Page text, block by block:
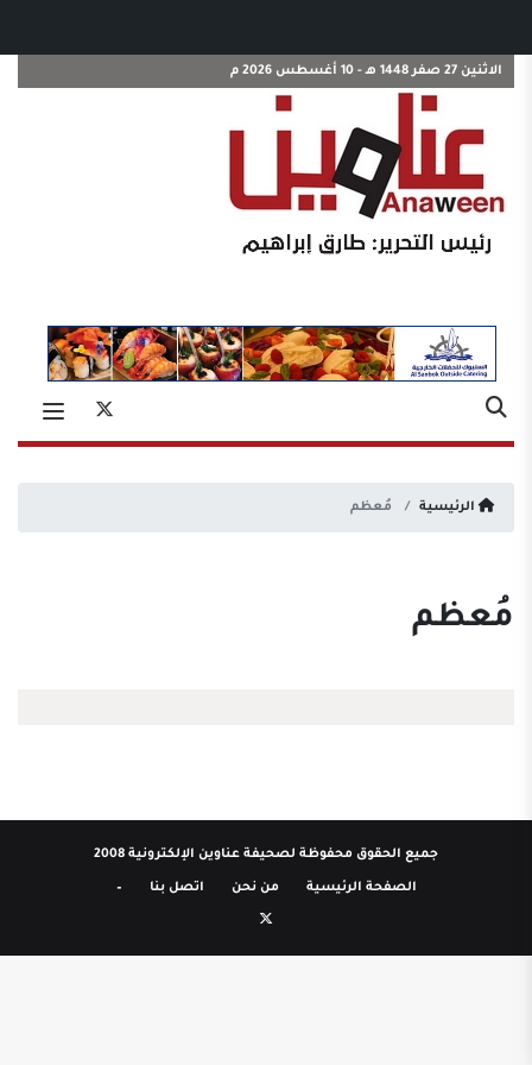
الاثنين 27 صفر 1448 هـ - 10 أغسطس 2026 م
الرئيسية مُعظم
مُعظم
جميع الحقوق محفوظة لصحيفة عناوين الإلكترونية 2008
الصفحة الرئيسية من نحن اتصل بنا –